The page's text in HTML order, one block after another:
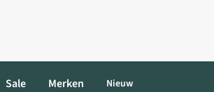
Sale Merken Nieuw